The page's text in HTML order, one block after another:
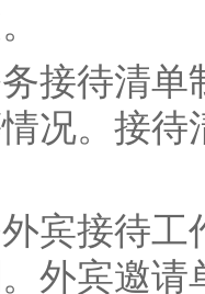
待清单
况。接
接待工
外宾邀